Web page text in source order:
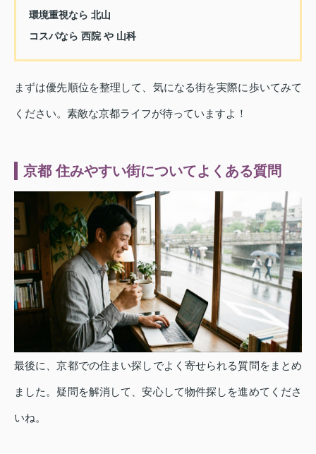
環境重視なら 北山
コスパなら 西院や 山科
まずは優先順位を整理して、気になる街を実際に歩いてみて
ください。素敵な京都ライフが待っていますよ！
京都 住みやすい街についてよくある質問
最後に、京都での住まい探しでよく寄せられる質問をまとめ
ました。疑問を解消して、安心して物件探しを進めてくださ
いね。